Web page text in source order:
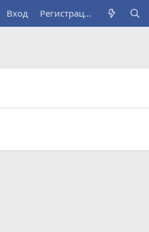
Вход Регистрация